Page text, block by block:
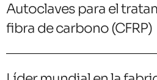
Autoclaves para el
fibra de carbono (CFRP)